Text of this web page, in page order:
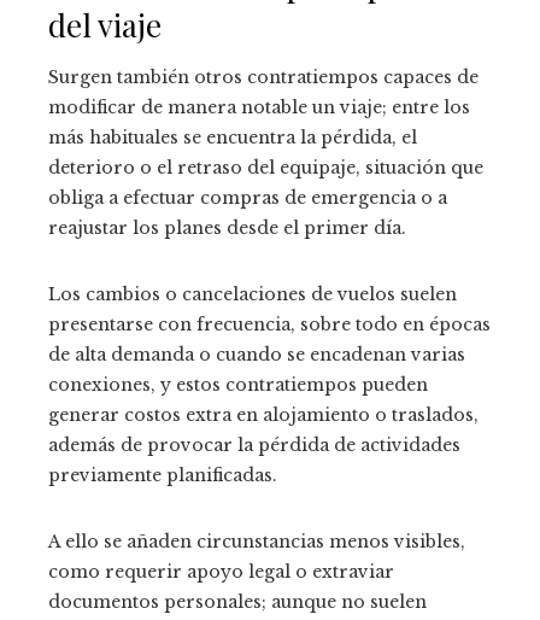
del viaje
Surgen también otros contratiempos capaces de
modificar de manera notable un viaje; entre los
más habituales se encuentra la pérdida, el
deterioro o el retraso del equipaje, situación que
obliga a efectuar compras de emergencia o a
reajustar los planes desde el primer día.
Los cambios o cancelaciones de vuelos suelen
presentarse con frecuencia, sobre todo en épocas
de alta demanda o cuando se encadenan varias
conexiones, y estos contratiempos pueden
generar costos extra en alojamiento o traslados,
además de provocar la pérdida de actividades
previamente planificadas.
A ello se añaden circunstancias menos visibles,
como requerir apoyo legal o extraviar
documentos personales; aunque no suelen